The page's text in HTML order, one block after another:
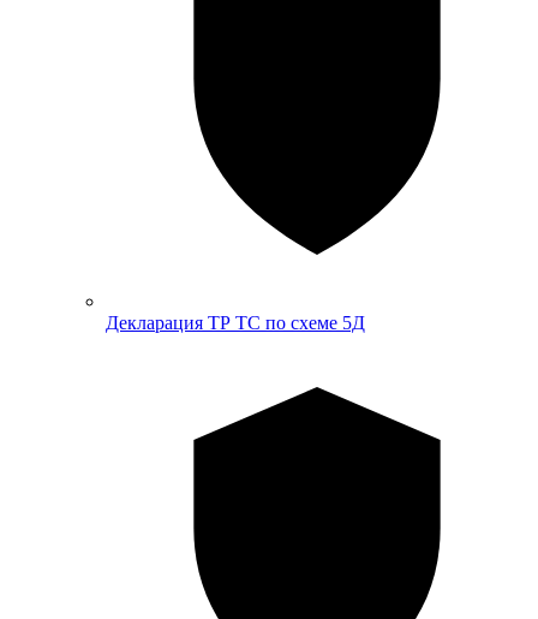
Декларация ТР ТС по схеме 5Д